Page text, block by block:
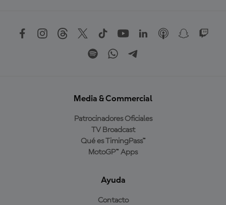
Media & Commercial
Patrocinadores Oficiales
TV Broadcast
Qué es TimingPass™
MotoGP™ Apps
Ayuda
Contacto